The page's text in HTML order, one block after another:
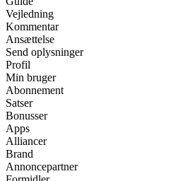
Vejledning
Kommentar
Ansættelse
Send oplysninger
Profil
Min bruger
Abonnement
Satser
Bonusser
Apps
Alliancer
Brand
Annoncepartner